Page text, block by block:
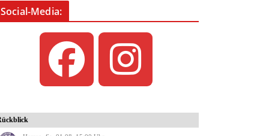
Social-Media: